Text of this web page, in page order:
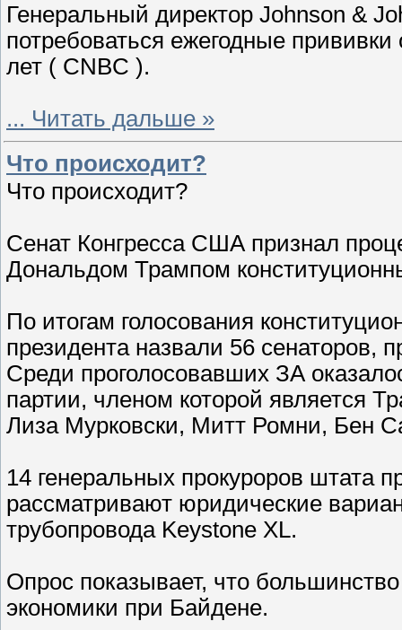
Генеральный директор Johnson &
потребоваться ежегодные
лет ( CNBC ).
... Читать дальше »
Что происходит?
Что происходит?
Сенат Конгресса США признал
Дональдом Трампом
По итогам голосования
президента назвали 56
Среди проголосовавших ЗА
партии, членом которой является
Лиза Мурковски, Митт Ромни, Бен
14 генеральных прокуроров штата
рассматривают юридические
трубопровода Keystone XL.
Опрос показывает, что
экономики при Байдене.